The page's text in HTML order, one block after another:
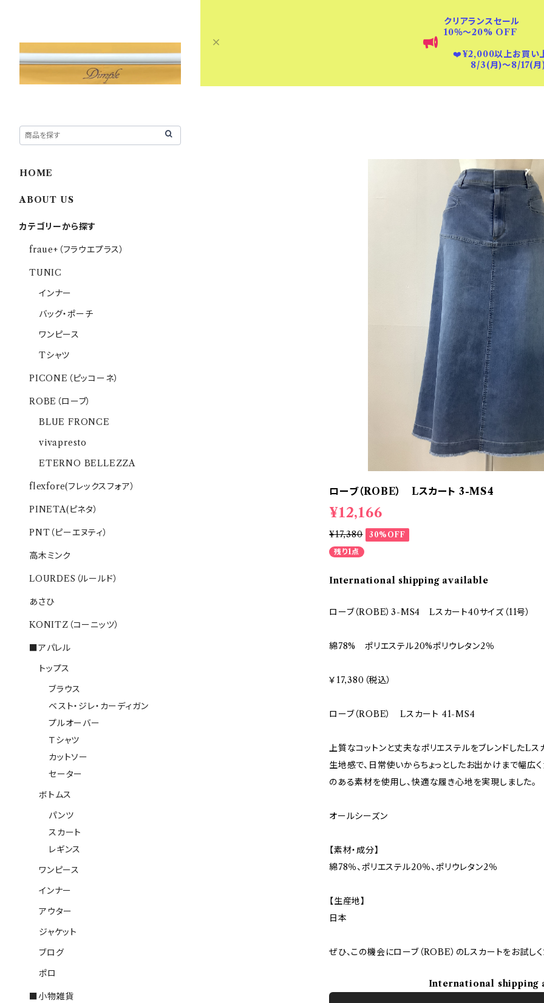
クリアランスセール
10％〜20% OFF
❤️¥2,000以上お買い
8/3(月)〜8/17(月
ローブ（ROBE） Lスカート 3-MS4
¥12,166
¥17,380
30%OFF
残り1点
International shipping available
ローブ（ROBE）3-MS4 Lスカート40サイズ（11号）
綿78% ポリエステル20%ポリウレタン2％
￥17,380（税込）
ローブ（ROBE） Lスカート 41-MS4
上質なコットンと丈夫なポリエステルをブレンドしたLス
生地感で、日常使いからちょっとしたお出かけまで幅広
のある素材を使用し、快適な履き心地を実現しました。
オールシーズン
【素材・成分】
綿78％、ポリエステル20％、ポリウレタン2％
【生産地】
日本
ぜひ、この機会にローブ（ROBE）のLスカートをお試しく
International shipping
HOME
ABOUT US
カテゴリーから探す
fraue+（フラウエプラス）
TUNIC
インナー
バッグ・ポーチ
ワンピース
Tシャツ
PICONE（ピッコーネ）
ROBE（ローブ）
BLUE FRONCE
vivapresto
ETERNO BELLEZZA
flexfore(フレックスフォア）
PINETA(ピネタ）
PNT（ピーエヌティ）
高木ミンク
LOURDES（ルールド）
あさひ
KONITZ（コーニッツ）
■アパレル
トップス
ブラウス
ベスト・ジレ・カーディガン
プルオーバー
Ｔシャツ
カットソー
セーター
ボトムス
パンツ
スカート
レギンス
ワンピース
インナー
アウター
ジャケット
ブログ
ポロ
■小物雑貨